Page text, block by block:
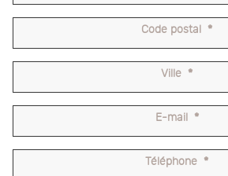
Code postal *
Ville *
E-mail *
Téléphone *